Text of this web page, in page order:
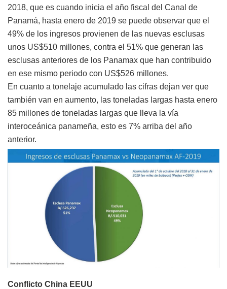
2018, que es cuando inicia el año fiscal del Canal de
Panamá, hasta enero de 2019 se puede observar que el
49% de los ingresos provienen de las nuevas esclusas
unos US$510 millones, contra el 51% que generan las
esclusas anteriores de los Panamax que han contribuido
en ese mismo periodo con US$526 millones.
En cuanto a tonelaje acumulado las cifras dejan ver que
también van en aumento, las toneladas largas hasta enero
85 millones de toneladas largas que lleva la vía
interoceánica panameña, esto es 7% arriba del año
anterior.
Conflicto China EEUU